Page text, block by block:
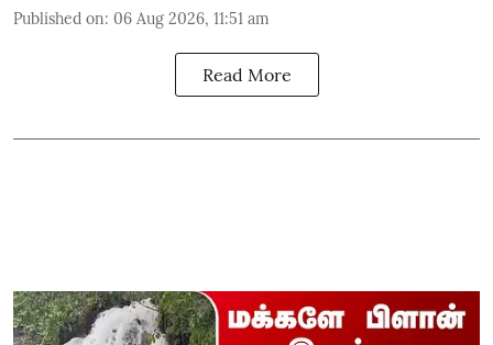
Published on: 06 Aug 2026, 11:51 am
Read More